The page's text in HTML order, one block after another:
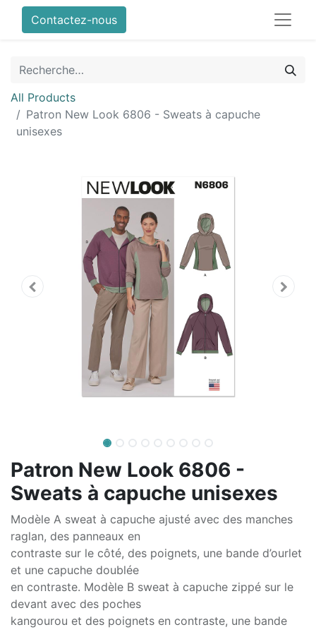
Contactez-nous
All Products
Patron New Look 6806 - Sweats à capuche
unisexes
Patron New Look 6806 -
Sweats à capuche unisexes
Modèle A sweat à capuche ajusté avec des manches
raglan, des panneaux en
contraste sur le côté, des poignets, une bande d’ourlet
et une capuche doublée
en contraste. Modèle B sweat à capuche zippé sur le
devant avec des poches
kangourou et des poignets en contraste, une bande